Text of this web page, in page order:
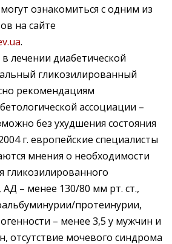
ознакомиться с одним из
на сайте
.
лечении диабетической
гликозилированный
рекомендациям
ассоциации –
без ухудшения состояния
г. европейские специалисты
мнения о необходимости
гликозилированного
АД – менее 130/80 мм рт. ст.,
протеинурии,
– менее 3,5 у мужчин и
отсутствие мочевого синдрома